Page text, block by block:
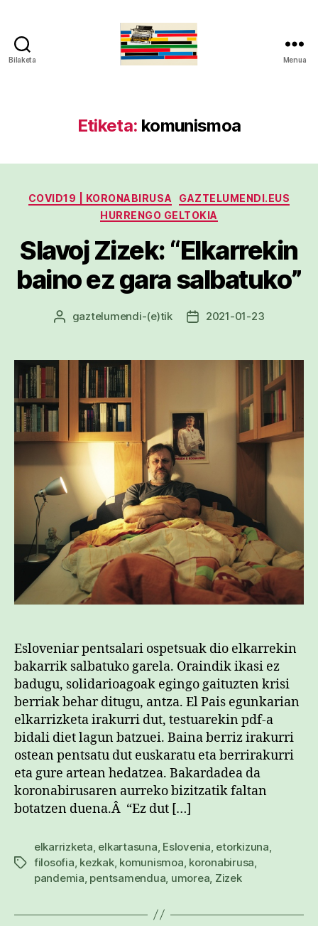
Bilaketa Menua
Etiketa: komunismoa
Kategoriak
COVID19 | KORONABIRUSA
GAZTELUMENDI.EUS
HURRENGO GELTOKIA
Slavoj Zizek: “Elkarrekin
baino ez gara salbatuko”
Argitalpenaren
gaztelumendi-(e)tik
Argitalpenaren
2021-01-23
Esloveniar pentsalari ospetsuak dio elkarrekin
bakarrik salbatuko garela. Oraindik ikasi ez
badugu, solidarioagoak egingo gaituzten krisi
berriak behar ditugu, antza. El Pais egunkarian
elkarrizketa irakurri dut, testuarekin pdf-a
bidali diet lagun batzuei. Baina berriz irakurri
ostean pentsatu dut euskaratu eta berrirakurri
eta gure artean hedatzea. Bakardadea da
koronabirusaren aurreko bizitzatik faltan
botatzen duena.Â “Ez dut […]
Etiketak
elkarrizketa, elkartasuna, Eslovenia, etorkizuna,
filosofia, kezkak, komunismoa, koronabirusa,
pandemia, pentsamendua, umorea, Zizek